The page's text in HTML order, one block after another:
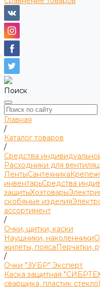
Поиск
Главная
/
Каталог товаров
/
Средства
Расходники для
ЛентыСантехникаКрепеж
инвентарьСредства
защитыХозтовары
скобяные изделия
ассортимент
/
Очки, щитки, каски
Наушники, наколенники
жилеты, поясаПерчатки,
/
Очки "ЗУБР" Эксперт
Каска защитная
сварщика, пластик стекло